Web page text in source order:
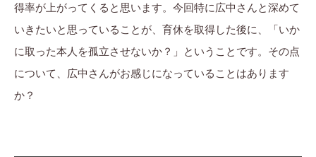
得率が上がってくると思います。今回特に広中さんと深めて
いきたいと思っていることが、育休を取得した後に、「いか
に取った本人を孤立させないか？」ということです。その点
について、広中さんがお感じになっていることはあります
か？